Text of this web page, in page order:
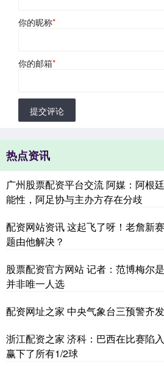
你的昵称*
你的邮箱*
提交评论
热点资讯
广州股票配资平台交流 阿媒：阿根
能性，阿足协与主办方存在分歧
配资网站资讯 这起飞了呀！老詹新
题由他解决？
股票配资官方网站 记者：范博梅尔
并非唯一人选
配资网址之家 中央气象台三预警齐
浙江配资之家 济科：巴西在比赛陷
赢下了所有1/2球